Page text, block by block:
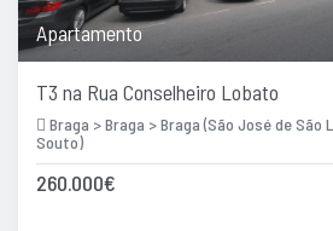
Apartamento
T3 na Rua Conselheiro Lobato
Braga > Braga > Braga (São José de São
Souto)
260.000€